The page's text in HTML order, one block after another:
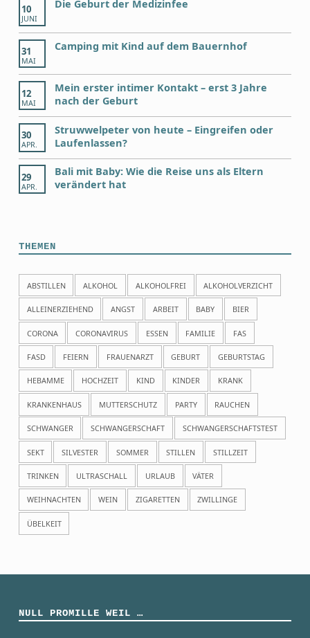
10
JUNI
Die Geburt der Medizinfee
31
MAI
Camping mit Kind auf dem Bauernhof
12
MAI
Mein erster intimer Kontakt – erst 3 Jahre
nach der Geburt
30
APR.
Struwwelpeter von heute – Eingreifen oder
Laufenlassen?
29
APR.
Bali mit Baby: Wie die Reise uns als Eltern
verändert hat
THEMEN
ABSTILLEN ALKOHOL ALKOHOLFREI ALKOHOLVERZICHT
ALLEINERZIEHEND ANGST ARBEIT BABY BIER
CORONA CORONAVIRUS ESSEN FAMILIE FAS
FASD FEIERN FRAUENARZT GEBURT GEBURTSTAG
HEBAMME HOCHZEIT KIND KINDER KRANK
KRANKENHAUS MUTTERSCHUTZ PARTY RAUCHEN
SCHWANGER SCHWANGERSCHAFT SCHWANGERSCHAFTSTEST
SEKT SILVESTER SOMMER STILLEN STILLZEIT
TRINKEN ULTRASCHALL URLAUB VÄTER
WEIHNACHTEN WEIN ZIGARETTEN ZWILLINGE
ÜBELKEIT
NULL PROMILLE WEIL …